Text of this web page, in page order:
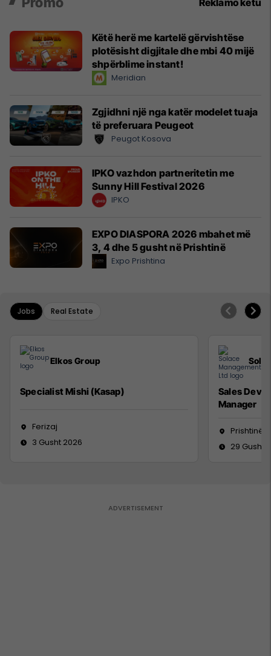
Reklamo këtu
Këtë herë me kartelë gërvishtëse
plotësisht digjitale dhe mbi 40 mijë
shpërblime instant!
Meridian
Zgjidhni një nga katër modelet tuaja
të preferuara Peugeot
Peugot Kosova
IPKO vazhdon partneritetin me
Sunny Hill Festival 2026
IPKO
EXPO DIASPORA 2026 mbahet më
3, 4 dhe 5 gusht në Prishtinë
Expo Prishtina
Jobs Real Estate
Elkos Group
Specialist Mishi (Kasap)
Ferizaj
3 Gusht 2026
Sales
Manager
Prishtinë
29 Gusht